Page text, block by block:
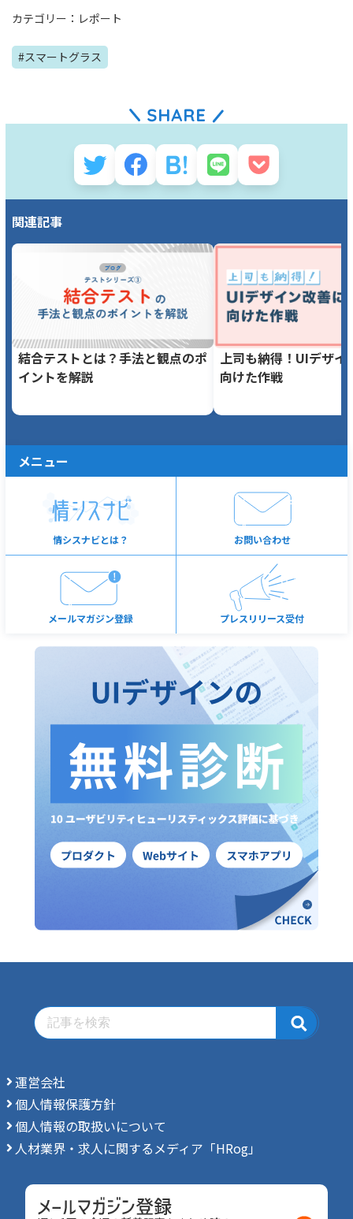
カテゴリー： レポート
#スマートグラス
関連記事
結合テストとは？手法と観点のポ
イントを解説
上司も納得！UIデザイ
向けた作戦
メニュー
情シスナビとは？ お問い合わせ
メールマガジン登録 プレスリリース受付
運営会社
個人情報保護方針
個人情報の取扱いについて
人材業界・求人に関するメディア「HRog」